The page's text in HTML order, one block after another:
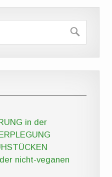
in der
nicht-veganen